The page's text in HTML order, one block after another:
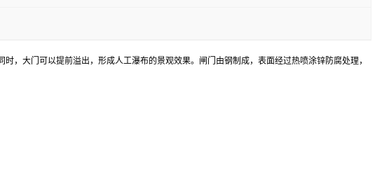
，大门可以提前溢出，形成人工瀑布的景观效果。闸门由钢制成，表面经过热喷涂锌防腐处理，